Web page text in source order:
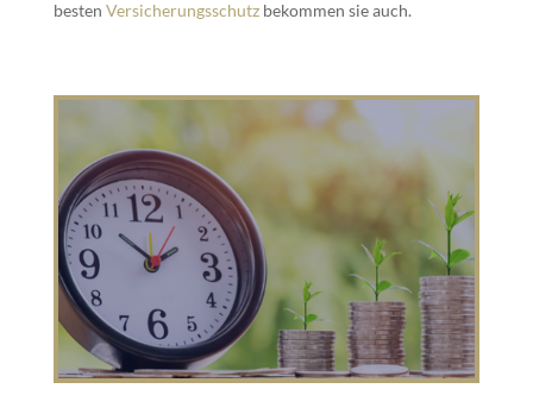
besten Versicherungsschutzbekommen sie auch.